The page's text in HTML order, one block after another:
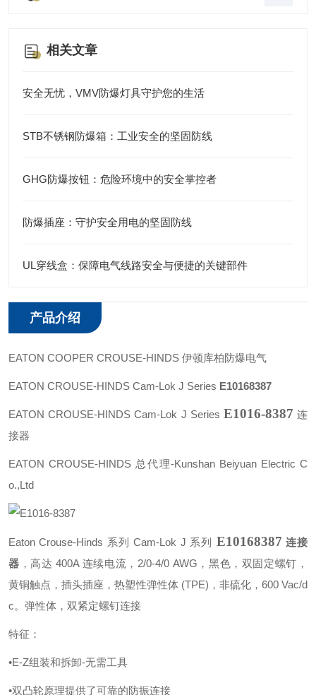
相关文章
安全无忧，VMV防爆灯具守护您的生活
STB不锈钢防爆箱：工业安全的坚固防线
GHG防爆按钮：危险环境中的安全掌控者
防爆插座：守护安全用电的坚固防线
UL穿线盒：保障电气线路安全与便捷的关键部件
产品介绍
EATON COOPER CROUSE-HINDS 伊顿库柏防爆电气
EATON CROUSE-HINDS Cam-Lok J Series E10168387
EATON CROUSE-HINDS Cam-Lok J Series E1016-8387 连
接器
EATON CROUSE-HINDS 总代理-Kunshan Beiyuan Electric C
o.,Ltd
Eaton Crouse-Hinds 系列 Cam-Lok J 系列 E10168387 连接
器 ，高达 400A 连续电流，2/0-4/0 AWG，黑色，双固定螺钉，
黄铜触点，插头插座，热塑性弹性体 (TPE)，非硫化，600 Vac/d
c。 弹性体，双紧定螺钉连接
特征：
•E-Z组装和拆卸-无需工具
•双凸轮原理提供了可靠的防振连接